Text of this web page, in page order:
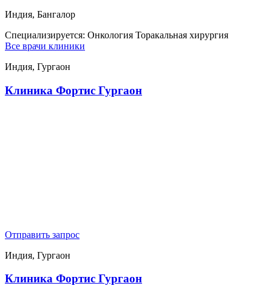
Индия, Бангалор
Специализируется: Онкология Торакальная хирургия
Все врачи клиники
Индия, Гургаон
Клиника Фортис Гургаон
Отправить запрос
Индия, Гургаон
Клиника Фортис Гургаон